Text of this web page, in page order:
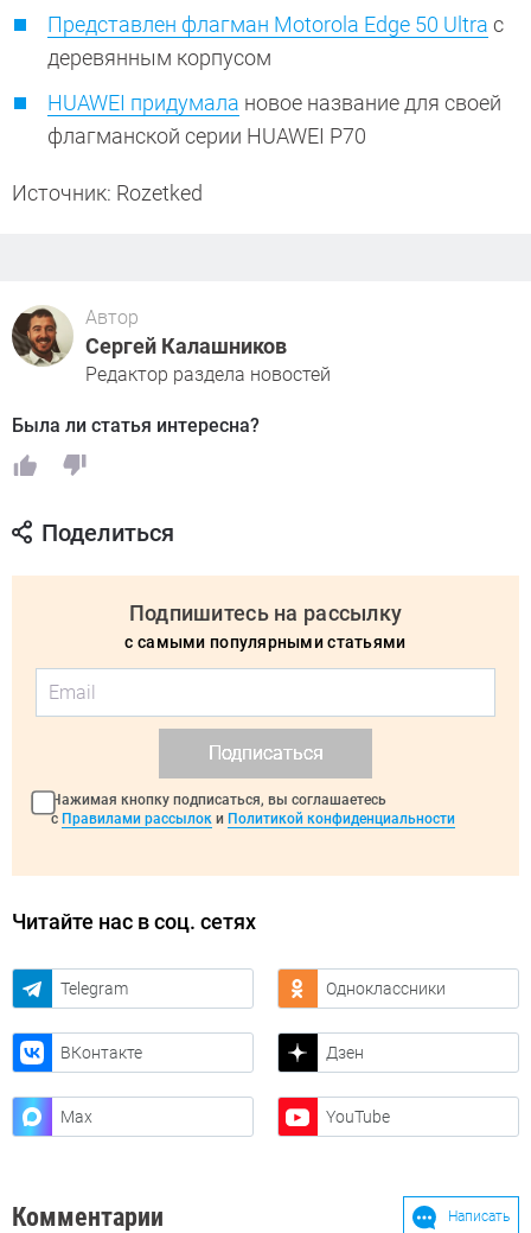
Представлен флагман Motorola Edge 50 Ultra с
деревянным корпусом
HUAWEI придумала новое название для своей
флагманской серии HUAWEI P70
Источник: Rozetked
Автор
Сергей Калашников
Редактор раздела новостей
Была ли статья интересна?
Поделиться
Подпишитесь на рассылку
с самыми популярными статьями
Подписаться
Нажимая кнопку подписаться, вы соглашаетесь
с Правилами рассылок и Политикой конфиденциальности
Читайте нас в соц. сетях
Telegram Одноклассники
ВКонтакте Дзен
Max YouTube
Комментарии Написать